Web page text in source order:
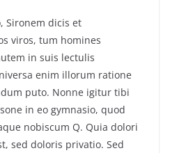
Sironem dicis et
viros, tum homines
in suis lectulis
enim illorum ratione
puto. Nonne igitur tibi
in eo gymnasio, quod
nobiscum Q. Quia dolori
sed doloris privatio. Sed